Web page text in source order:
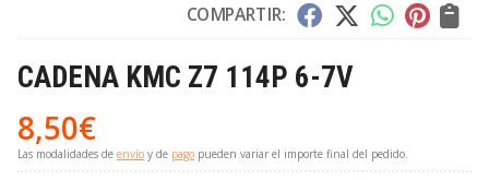
COMPARTIR:
CADENA KMC Z7 114P 6-7V
8,50€
Las modalidades de envío y de pago pueden variar el importe final del pedido.